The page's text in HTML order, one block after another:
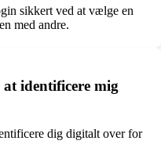
sikkert ved at vælge en
med andre.
identificere mig
dig digitalt over for